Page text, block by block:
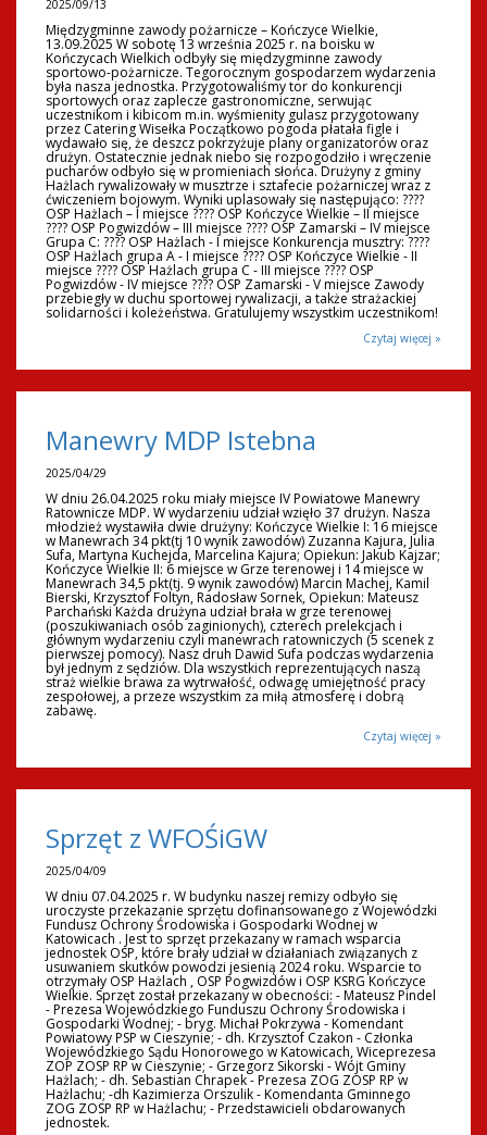
2025/09/13
Międzygminne zawody pożarnicze – Kończyce Wielkie,
13.09.2025 W sobotę 13 września 2025 r. na boisku w
Kończycach Wielkich odbyły się międzygminne zawody
sportowo-pożarnicze. Tegorocznym gospodarzem wydarzenia
była nasza jednostka. Przygotowaliśmy tor do konkurencji
sportowych oraz zaplecze gastronomiczne, serwując
uczestnikom i kibicom m.in. wyśmienity gulasz przygotowany
przez Catering Wisełka Początkowo pogoda płatała figle i
wydawało się, że deszcz pokrzyżuje plany organizatorów oraz
drużyn. Ostatecznie jednak niebo się rozpogodziło i wręczenie
pucharów odbyło się w promieniach słońca. Drużyny z gminy
Hażlach rywalizowały w musztrze i sztafecie pożarniczej wraz z
ćwiczeniem bojowym. Wyniki uplasowały się następująco: ????
OSP Hażlach – I miejsce ???? OSP Kończyce Wielkie – II miejsce
???? OSP Pogwizdów – III miejsce ???? OSP Zamarski – IV miejsce
Grupa C: ???? OSP Hażlach - I miejsce Konkurencja musztry: ????
OSP Hażlach grupa A - I miejsce ???? OSP Kończyce Wielkie - II
miejsce ???? OSP Hażlach grupa C - III miejsce ???? OSP
Pogwizdów - IV miejsce ???? OSP Zamarski - V miejsce Zawody
przebiegły w duchu sportowej rywalizacji, a także strażackiej
solidarności i koleżeństwa. Gratulujemy wszystkim uczestnikom!
Czytaj więcej »
Manewry MDP Istebna
2025/04/29
W dniu 26.04.2025 roku miały miejsce IV Powiatowe Manewry
Ratownicze MDP. W wydarzeniu udział wzięło 37 drużyn. Nasza
młodzież wystawiła dwie drużyny: Kończyce Wielkie I: 16 miejsce
w Manewrach 34 pkt(tj 10 wynik zawodów) Zuzanna Kajura, Julia
Sufa, Martyna Kuchejda, Marcelina Kajura; Opiekun: Jakub Kajzar;
Kończyce Wielkie II: 6 miejsce w Grze terenowej i 14 miejsce w
Manewrach 34,5 pkt(tj. 9 wynik zawodów) Marcin Machej, Kamil
Bierski, Krzysztof Foltyn, Radosław Sornek, Opiekun: Mateusz
Parchański Każda drużyna udział brała w grze terenowej
(poszukiwaniach osób zaginionych), czterech prelekcjach i
głównym wydarzeniu czyli manewrach ratowniczych (5 scenek z
pierwszej pomocy). Nasz druh Dawid Sufa podczas wydarzenia
był jednym z sędziów. Dla wszystkich reprezentujących naszą
straż wielkie brawa za wytrwałość, odwagę umiejętność pracy
zespołowej, a przeze wszystkim za miłą atmosferę i dobrą
zabawę.
Czytaj więcej »
Sprzęt z WFOŚiGW
2025/04/09
W dniu 07.04.2025 r. W budynku naszej remizy odbyło się
uroczyste przekazanie sprzętu dofinansowanego z Wojewódzki
Fundusz Ochrony Środowiska i Gospodarki Wodnej w
Katowicach . Jest to sprzęt przekazany w ramach wsparcia
jednostek OSP, które brały udział w działaniach związanych z
usuwaniem skutków powodzi jesienią 2024 roku. Wsparcie to
otrzymały OSP Hażlach , OSP Pogwizdów i OSP KSRG Kończyce
Wielkie. Sprzęt został przekazany w obecności: - Mateusz Pindel
- Prezesa Wojewódzkiego Funduszu Ochrony Środowiska i
Gospodarki Wodnej; - bryg. Michał Pokrzywa - Komendant
Powiatowy PSP w Cieszynie; - dh. Krzysztof Czakon - Członka
Wojewódzkiego Sądu Honorowego w Katowicach, Wiceprezesa
ZOP ZOSP RP w Cieszynie; - Grzegorz Sikorski - Wójt Gminy
Hażlach; - dh. Sebastian Chrapek - Prezesa ZOG ZOSP RP w
Hażlachu; -dh Kazimierza Orszulik - Komendanta Gminnego
ZOG ZOSP RP w Hażlachu; - Przedstawicieli obdarowanych
jednostek.